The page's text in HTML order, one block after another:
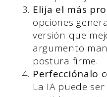
Elija el más
opciones
versión que
argumento
postura firme.
Perfecciónalo
La IA puede